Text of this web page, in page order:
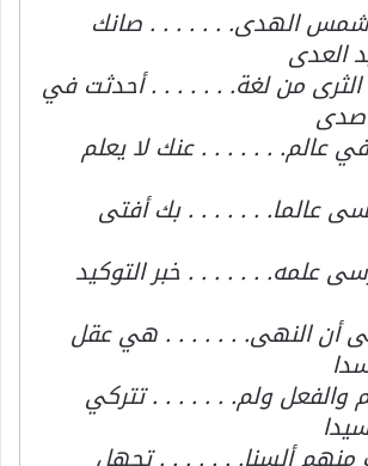
شمس الهدى. . . . . . . صانك
العدى
من لغة. . . . . . . أحدثت في
صدى
في عالم. . . . . . . عنك لا يعلم
عالما. . . . . . . بك أفتى
علمه. . . . . . . خبر التوكيد
أن النهى. . . . . . . هي عقل
ولم. . . . . . . تتركي